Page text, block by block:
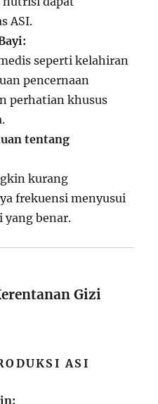
ASI.
seperti kelahiran
pencernaan
perhatian khusus
tentang
kurang
frekuensi menyusui
yang benar.
Gizi
ASI